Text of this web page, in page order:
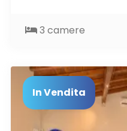
3 camere
In Vendita